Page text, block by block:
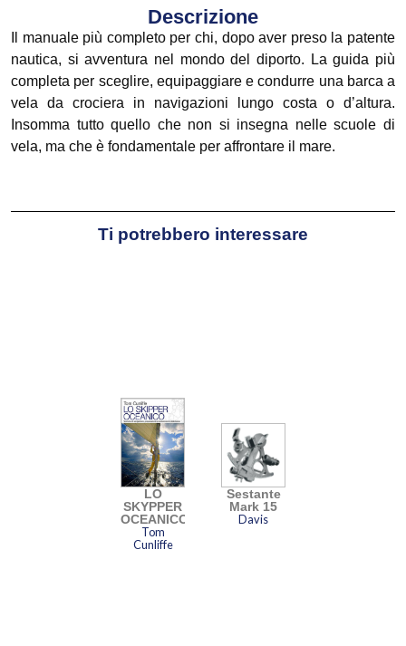
Descrizione
Il manuale più completo per chi, dopo aver preso la patente
nautica, si avventura nel mondo del diporto. La guida più
completa per sceglire, equipaggiare e condurre una barca a
vela da crociera in navigazioni lungo costa o d’altura.
Insomma tutto quello che non si insegna nelle scuole di
vela, ma che è fondamentale per affrontare il mare.
Ti potrebbero interessare
LO
SKYPPER
OCEANICO
Tom
Cunliffe
Sestante
Mark 15
Davis